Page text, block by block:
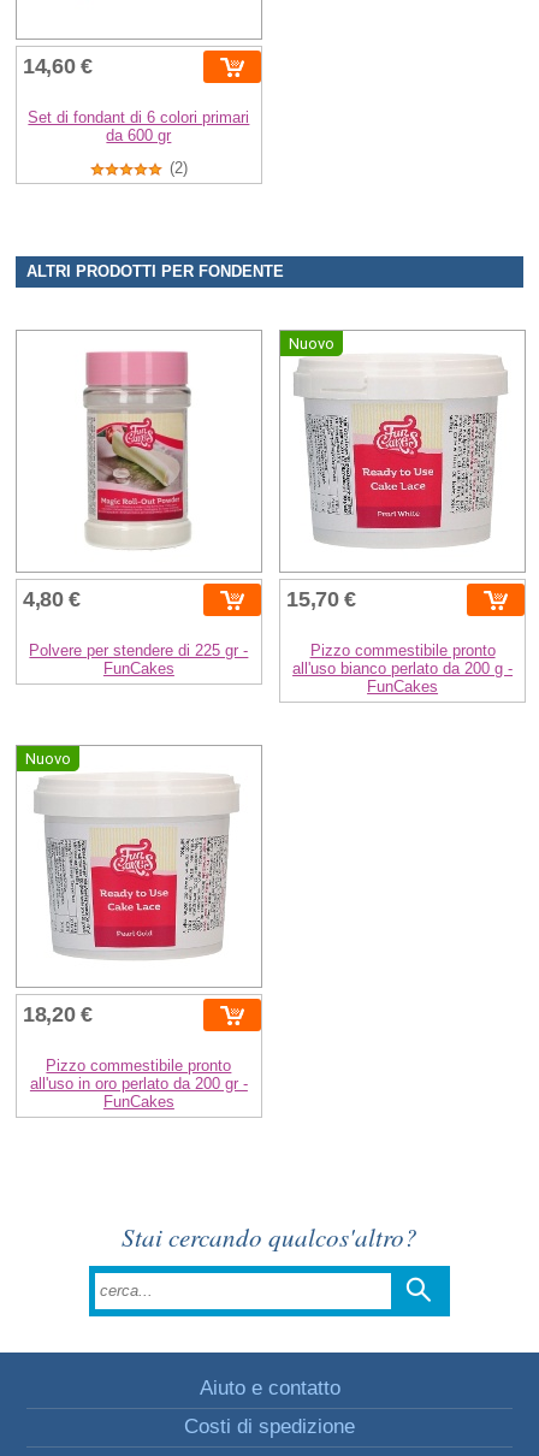
14,60 €
Set di fondant di 6 colori primari
da 600 gr
(2)
ALTRI PRODOTTI PER FONDENTE
4,80 €
Polvere per stendere di 225 gr -
FunCakes
Nuovo
15,70 €
Pizzo commestibile pronto
all'uso bianco perlato da 200 g -
FunCakes
Nuovo
18,20 €
Pizzo commestibile pronto
all'uso in oro perlato da 200 gr -
FunCakes
Stai cercando qualcos'altro?
Aiuto e contatto
Costi di spedizione